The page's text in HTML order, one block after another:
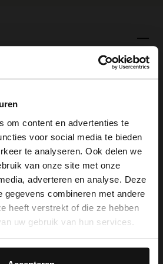
om content en advertenties te
voor social media te bieden
te analyseren. Ook delen we
van onze site met onze
adverteren en analyse. Deze
gegevens combineren met andere
heeft verstrekt of die ze hebben
uw gebruik van hun services.
sneakers hebben een
cm. We adviseren als
de
in transparant.
×
in English?
isn't Dutch. Would
to English?